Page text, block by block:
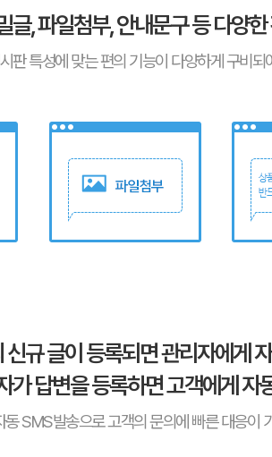
글, 파일첨부, 안내문구 등 다양
판 특성에 맞는 편의 기능이 다양하게 구비되
신규 글이 등록되면 관리자에게
가 답변을 등록하면 고객에게 자
동 SMS발송으로 고객의 문의에 빠른 대응이